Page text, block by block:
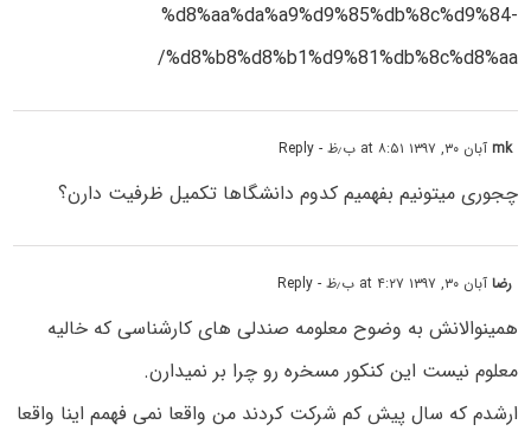
%d8%aa%da%a9%d9%85%db%8c%d9%84-
%d8%b8%d8%b1%d9%81%db%8c%d8%aa/
mkآبان ۳۰, ۱۳۹۷ at ۸:۵۱ ب٫ظ - Reply
چجوری میتونیم بفهمیم کدوم دانشگاها تکمیل ظرفیت دارن؟
رضاآبان ۳۰, ۱۳۹۷ at ۴:۲۷ ب٫ظ - Reply
همینوالانش به وضوح معلومه صندلی های کارشناسی که خالیه
معلوم نیست این کنکور مسخره رو چرا بر نمیدارن.
ارشدم که سال پیش کم شرکت کردند من واقعا نمی فهمم اینا واقعا